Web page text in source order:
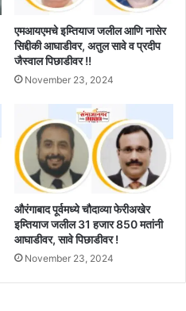
एमआयएमचे इम्तियाज जलील आणि नासेर
सिद्दीकी आघाडीवर, अतुल सावे व प्रदीप
जैस्वाल पिछाडीवर !!
November 23, 2024
औरंगाबाद पूर्वमध्ये चौदाव्या फेरीअखेर
इम्तियाज जलील 31 हजार 850 मतांनी
आघाडीवर, सावे पिछाडीवर !
November 23, 2024